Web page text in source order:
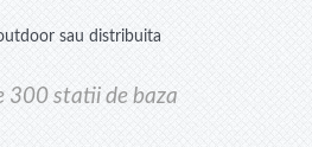
sau distribuita
300 statii de baza